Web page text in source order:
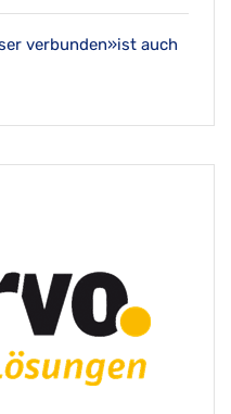
verbunden»ist auch